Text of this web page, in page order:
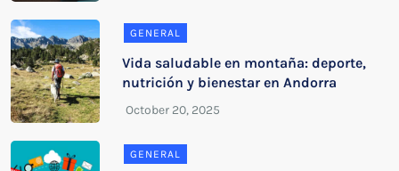
GENERAL
Vida saludable en montaña: deporte,
nutrición y bienestar en Andorra
GENERAL